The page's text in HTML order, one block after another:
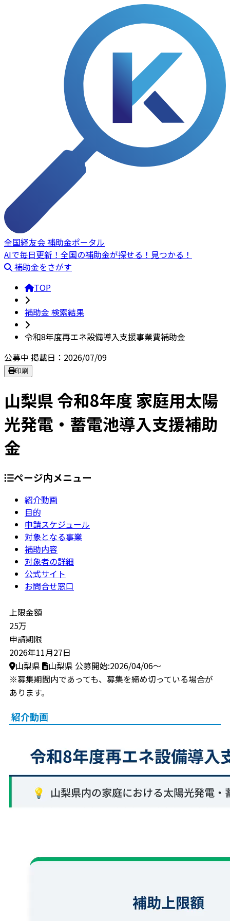
全国経友会 補助金ポータル
AIで毎日更新！全国の補助金が探せる！見つかる！
補助金をさがす
TOP
補助金 検索結果
令和8年度再エネ設備導入支援事業費補助金
公募中 掲載日：2026/07/09
印刷
山梨県 令和8年度 家庭用太陽
光発電・蓄電池導入支援補助
金
ページ内メニュー
紹介動画
目的
申請スケジュール
対象となる事業
補助内容
対象者の詳細
公式サイト
お問合せ窓口
上限金額
25万
申請期限
2026年11月27日
山梨県
山梨県 公募開始:2026/04/06～
※募集期間内であっても、募集を締め切っている場合が
あります。
紹介動画